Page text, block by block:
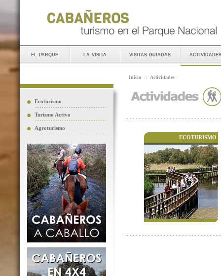
el parque la visita visitas guiadas actividades
Ecoturismo
Turismo Activo
Agroturismo
Inicio :: Actividades
ECOTURISMO